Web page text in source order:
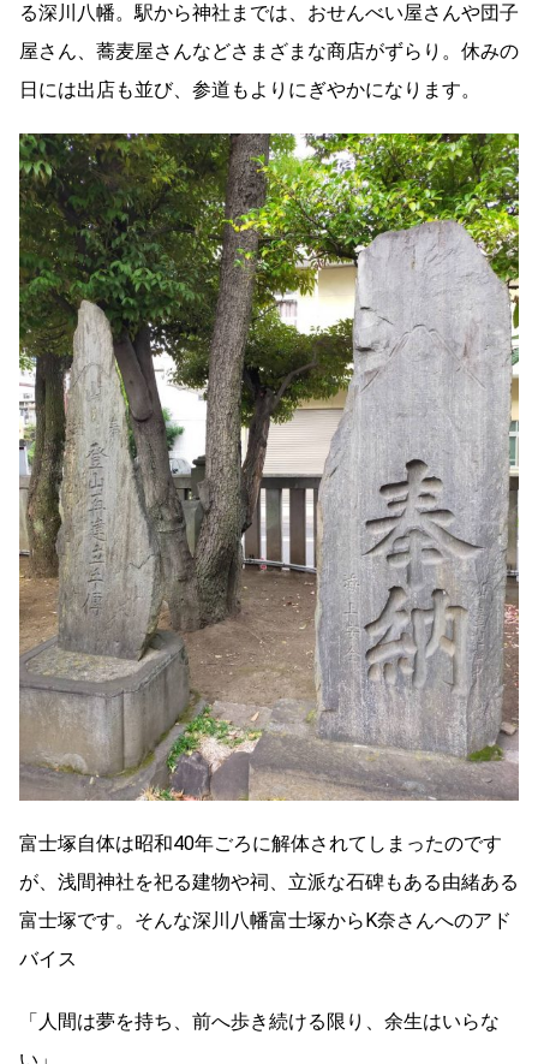
る深川八幡。駅から神社までは、おせんべい屋さんや団子
屋さん、蕎麦屋さんなどさまざまな商店がずらり。休みの
日には出店も並び、参道もよりにぎやかになります。
富士塚自体は昭和40年ごろに解体されてしまったのです
が、浅間神社を祀る建物や祠、立派な石碑もある由緒ある
富士塚です。そんな深川八幡富士塚からK奈さんへのアド
バイス
「人間は夢を持ち、前へ歩き続ける限り、余生はいらな